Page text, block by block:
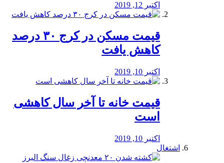
اکتبر 12, 2019
️قیمت مسکن در کرج ۳۰ درصد
کاهش یافت
اکتبر 10, 2019
قیمت خانه تا آخر سال کاهشی
است
اکتبر 10, 2019
اشتغال